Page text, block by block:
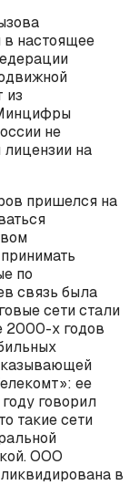
в настоящее
из
не
на
пришелся на
по
связь была
сети стали
2000-х годов
ее
говорил
такие сети
ООО
в